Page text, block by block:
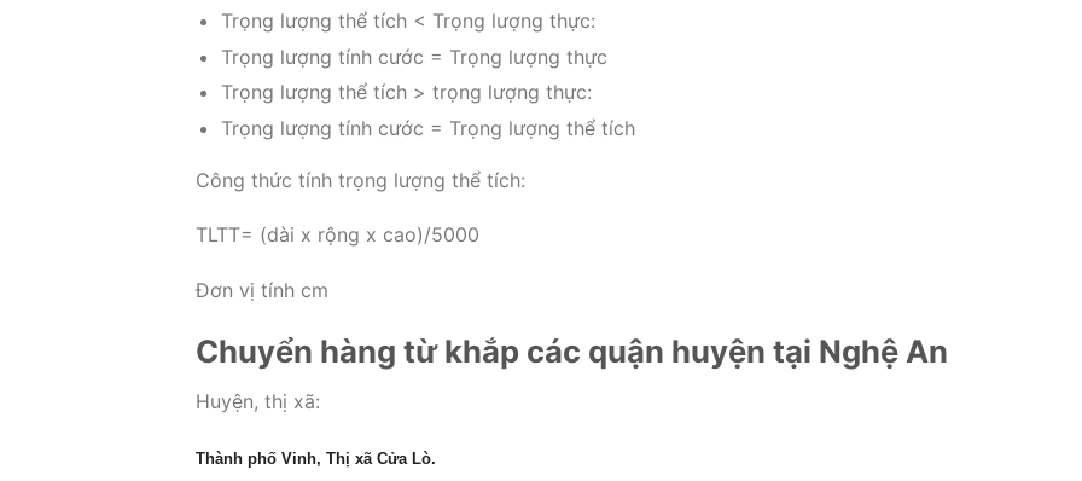
Trọng lượng thể tích < Trọng lượng thực:
Trọng lượng tính cước = Trọng lượng thực
Trọng lượng thể tích > trọng lượng thực:
Trọng lượng tính cước = Trọng lượng thể tích
Công thức tính trọng lượng thể tích:
TLTT= (dài x rộng x cao)/5000
Đơn vị tính cm
Chuyển hàng từ khắp các quận huyện tại Nghệ An
Huyện, thị xã:
Thành phố Vinh, Thị xã Cửa Lò.